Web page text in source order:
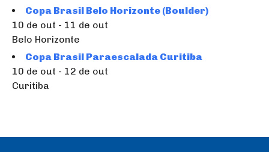
Copa Brasil Belo Horizonte (Boulder)
10 de out - 11 de out
Belo Horizonte
Copa Brasil Paraescalada Curitiba
10 de out - 12 de out
Curitiba